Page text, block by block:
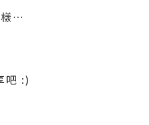
…
吧 :)